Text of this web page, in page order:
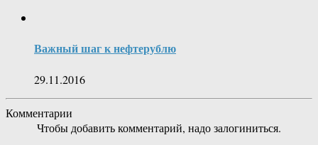
Важный шаг к нефтерублю
29.11.2016
Комментарии
Чтобы добавить комментарий, надо залогиниться.